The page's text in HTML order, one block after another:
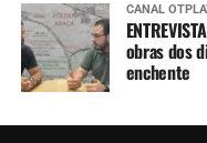
CANAL
obras dos
enchente